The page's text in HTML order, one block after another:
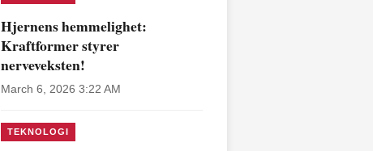
Hjernens hemmelighet:
Kraftformer styrer
nerveveksten!
March 6, 2026 3:22 AM
TEKNOLOGI